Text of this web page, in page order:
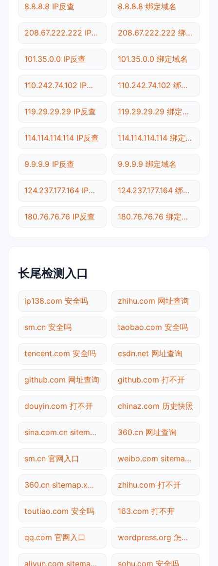
8.8.8.8 IP反查 8.8.8.8 绑定域名
208.67.222.222 IP反查 208.67.222.222 绑定域名
101.35.0.0 IP反查 101.35.0.0 绑定域名
110.242.74.102 IP反查 110.242.74.102 绑定域名
119.29.29.29 IP反查 119.29.29.29 绑定域名
114.114.114.114 IP反查 114.114.114.114 绑定域名
9.9.9.9 IP反查 9.9.9.9 绑定域名
124.237.177.164 IP反查 124.237.177.164 绑定域名
180.76.76.76 IP反查 180.76.76.76 绑定域名
长尾检测入口
ip138.com 安全吗 zhihu.com 网址查询
sm.cn 安全吗 taobao.com 安全吗
tencent.com 安全吗 csdn.net 网址查询
github.com 网址查询 github.com 打不开
douyin.com 打不开 chinaz.com 历史快照
sina.com.cn sitemap.xml检测 360.cn 网址查询
sm.cn 官网入口 weibo.com sitemap.xml检测
360.cn sitemap.xml检测 zhihu.com 打不开
toutiao.com 安全吗 163.com 打不开
qq.com 官网入口 wordpress.org 怎么进入
aliyun.com sitemap.xml检测 sohu.com 安全吗